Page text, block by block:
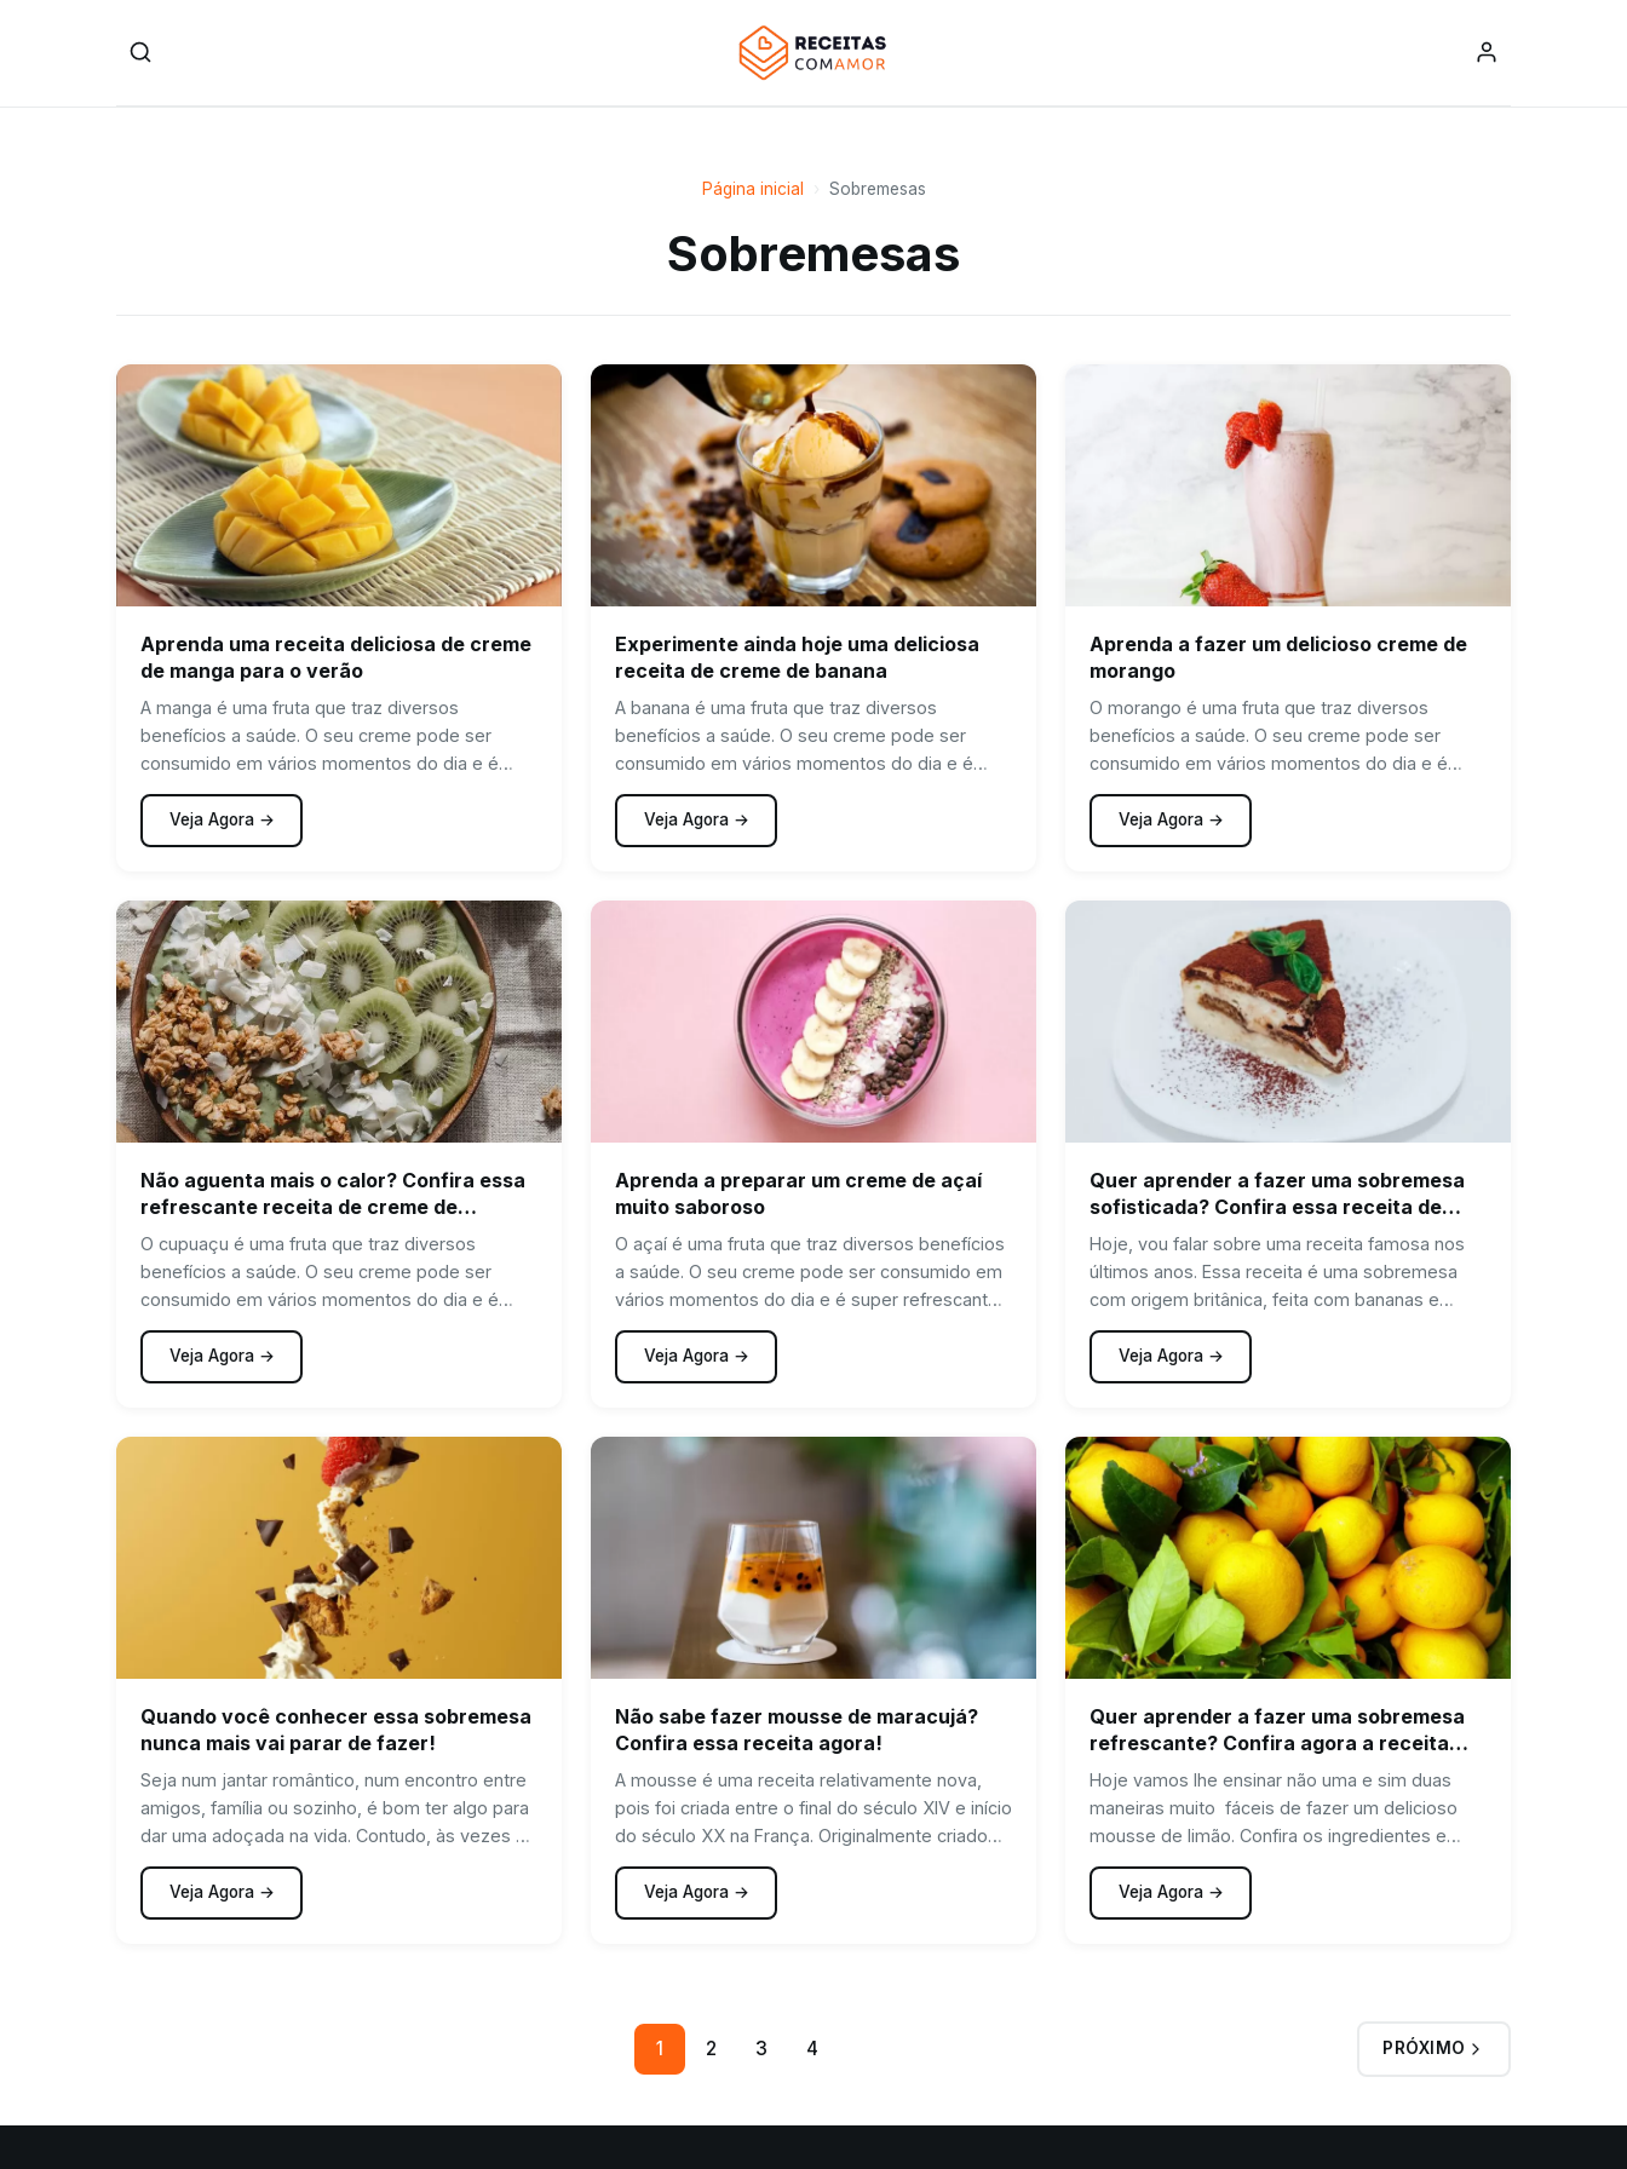
Página inicial Sobremesas
Sobremesas
Aprenda uma receita deliciosa de creme
de manga para o verão
A manga é uma fruta que traz diversos
benefícios a saúde. O seu creme pode ser
consumido em vários momentos do dia e é
super…
Veja Agora →
Experimente ainda hoje uma deliciosa
receita de creme de banana
A banana é uma fruta que traz diversos
benefícios a saúde. O seu creme pode ser
consumido em vários momentos do dia e é
super…
Veja Agora →
Aprenda a fazer um delicioso creme de
morango
O morango é uma fruta que traz diversos
benefícios a saúde. O seu creme pode ser
consumido em vários momentos do dia e é
super…
Veja Agora →
Não aguenta mais o calor? Confira essa
refrescante receita de creme de
cupuaçu
O cupuaçu é uma fruta que traz diversos
benefícios a saúde. O seu creme pode ser
consumido em vários momentos do dia e é
super…
Veja Agora →
Aprenda a preparar um creme de açaí
muito saboroso
O açaí é uma fruta que traz diversos benefícios
a saúde. O seu creme pode ser consumido em
vários momentos do dia e é super refrescante.
Essa é uma receita simples para o dia a dia,
mas é impossível não se apaixonar por ela. Para
conferir como fazer, basta continuar lendo esse
Veja Agora →
Quer aprender a fazer uma sobremesa
sofisticada? Confira essa receita de
Banoffe de doce de leite
Hoje, vou falar sobre uma receita famosa nos
últimos anos. Essa receita é uma sobremesa
com origem britânica, feita com bananas e
originalmente com caramelo. Estamos falando
da banoffee, composta, originalmente, por um
recheio de banana e caramelo. Porém, nós,
versão original dessa delícia e substituímos o
caramelo por doce de leite.
Veja Agora →
Quando você conhecer essa sobremesa
nunca mais vai parar de fazer!
Seja num jantar romântico, num encontro entre
amigos, família ou sozinho, é bom ter algo para
dar uma adoçada na vida. Contudo, às vezes é
arriscado tentar algo mais elaborado, além de
todo o trabalho que envolve o preparo e a
limpeza. Afinal, às vezes dispomos de pouco
Veja Agora →
Não sabe fazer mousse de maracujá?
Confira essa receita agora!
A mousse é uma receita relativamente nova,
pois foi criada entre o final do século XIV e início
do século XX na França. Originalmente criado
no sabor de chocolate, por um artista chamado
Henri Toulouse-Lautrec, o qual havia dado o
nome de “maionese de chocolate”, com o
Veja Agora →
Quer aprender a fazer uma sobremesa
refrescante? Confira agora a receita
dessa mousse de limão
Hoje vamos lhe ensinar não uma e sim duas
maneiras muito fáceis de fazer um delicioso
mousse de limão. Confira os ingredientes e
modo de preparo logo abaixo!
Veja Agora →
1 2 3 4 PRÓXIMO